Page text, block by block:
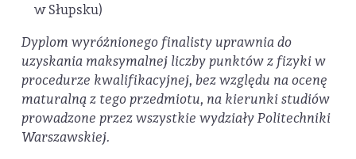
w Słupsku)
Dyplom wyróżnionego finalisty uprawnia do
uzyskania maksymalnej liczby punktów z fizyki w
procedurze kwalifikacyjnej, bez względu na ocenę
maturalną z tego przedmiotu, na kierunki studiów
prowadzone przez wszystkie wydziały Politechniki
Warszawskiej.